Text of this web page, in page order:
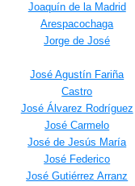
Joaquín de la Madrid
Arespacochaga
Jorge de José
José Agustín Fariña
Castro
José Álvarez Rodríguez
José Carmelo
José de Jesús María
José Federico
José Gutiérrez Arranz